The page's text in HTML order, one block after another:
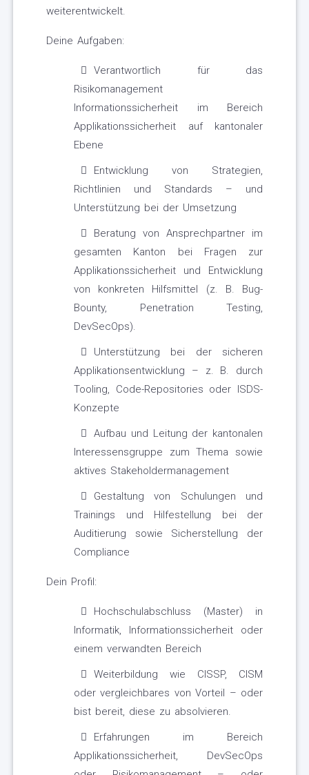
weiterentwickelt.
Deine Aufgaben:
Verantwortlich für das
Risikomanagement
Informationssicherheit im Bereich
Applikationssicherheit auf kantonaler
Ebene
Entwicklung von Strategien,
Richtlinien und Standards – und
Unterstützung bei der Umsetzung
Beratung von Ansprechpartner im
gesamten Kanton bei Fragen zur
Applikationssicherheit und Entwicklung
von konkreten Hilfsmittel (z. B. Bug-
Bounty, Penetration Testing,
DevSecOps).
Unterstützung bei der sicheren
Applikationsentwicklung – z. B. durch
Tooling, Code-Repositories oder ISDS-
Konzepte
Aufbau und Leitung der kantonalen
Interessensgruppe zum Thema sowie
aktives Stakeholdermanagement
Gestaltung von Schulungen und
Trainings und Hilfestellung bei der
Auditierung sowie Sicherstellung der
Compliance
Dein Profil:
Hochschulabschluss (Master) in
Informatik, Informationssicherheit oder
einem verwandten Bereich
Weiterbildung wie CISSP, CISM
oder vergleichbares von Vorteil – oder
bist bereit, diese zu absolvieren.
Erfahrungen im Bereich
Applikationssicherheit, DevSecOps